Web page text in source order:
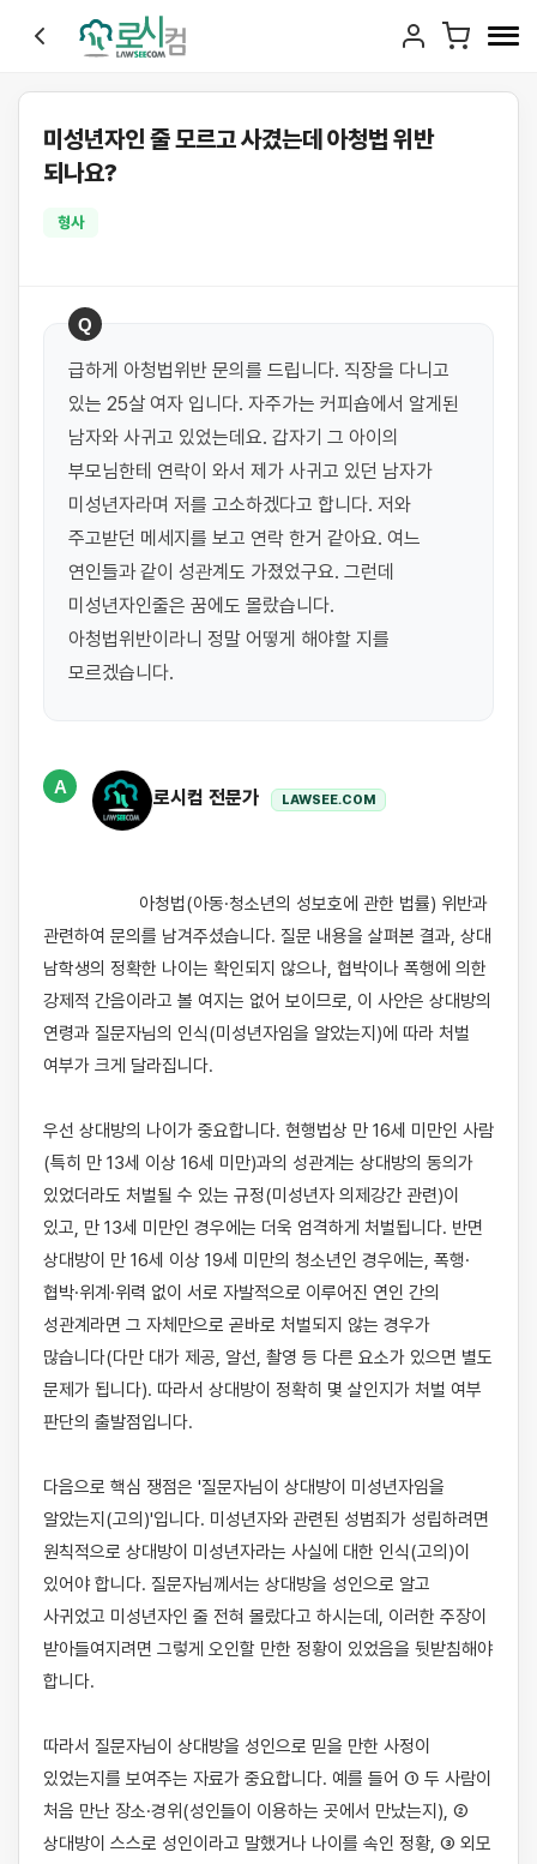
미성년자인 줄 모르고 사겼는데 아청법 위반
되나요?
형사
Q
급하게 아청법위반 문의를 드립니다. 직장을 다니고
있는 25살 여자 입니다. 자주가는 커피숍에서 알게된
남자와 사귀고 있었는데요. 갑자기 그 아이의
부모님한테 연락이 와서 제가 사귀고 있던 남자가
미성년자라며 저를 고소하겠다고 합니다. 저와
주고받던 메세지를 보고 연락 한거 같아요. 여느
연인들과 같이 성관계도 가졌었구요. 그런데
미성년자인줄은 꿈에도 몰랐습니다.
아청법위반이라니 정말 어떻게 해야할 지를
모르겠습니다.
A
로시컴 전문가 LAWSEE.COM
관련하여 문의를 남겨주셨습니다. 질문 내용을 살펴본 결과, 상대
남학생의 정확한 나이는 확인되지 않으나, 협박이나 폭행에 의한
강제적 간음이라고 볼 여지는 없어 보이므로, 이 사안은 상대방의
연령과 질문자님의 인식(미성년자임을 알았는지)에 따라 처벌
여부가 크게 달라집니다.
우선 상대방의 나이가 중요합니다. 현행법상 만 16세 미만인 사람
(특히 만 13세 이상 16세 미만)과의 성관계는 상대방의 동의가
있었더라도 처벌될 수 있는 규정(미성년자 의제강간 관련)이
있고, 만 13세 미만인 경우에는 더욱 엄격하게 처벌됩니다. 반면
상대방이 만 16세 이상 19세 미만의 청소년인 경우에는, 폭행·
협박·위계·위력 없이 서로 자발적으로 이루어진 연인 간의
성관계라면 그 자체만으로 곧바로 처벌되지 않는 경우가
많습니다(다만 대가 제공, 알선, 촬영 등 다른 요소가 있으면 별도
문제가 됩니다). 따라서 상대방이 정확히 몇 살인지가 처벌 여부
판단의 출발점입니다.
다음으로 핵심 쟁점은 '질문자님이 상대방이 미성년자임을
알았는지(고의)'입니다. 미성년자와 관련된 성범죄가 성립하려면
원칙적으로 상대방이 미성년자라는 사실에 대한 인식(고의)이
있어야 합니다. 질문자님께서는 상대방을 성인으로 알고
사귀었고 미성년자인 줄 전혀 몰랐다고 하시는데, 이러한 주장이
받아들여지려면 그렇게 오인할 만한 정황이 있었음을 뒷받침해야
합니다.
따라서 질문자님이 상대방을 성인으로 믿을 만한 사정이
있었는지를 보여주는 자료가 중요합니다. 예를 들어 ① 두 사람이
처음 만난 장소·경위(성인들이 이용하는 곳에서 만났는지), ②
상대방이 스스로 성인이라고 말했거나 나이를 속인 정황, ③ 외모